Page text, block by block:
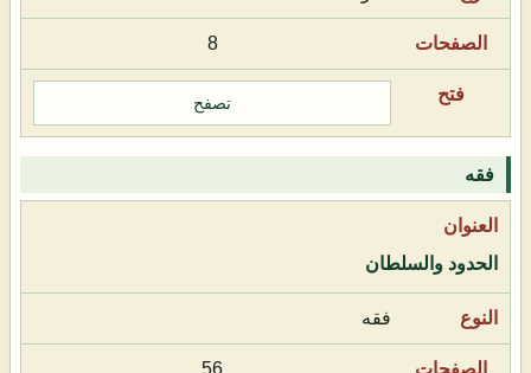
8
تصفح
فقه
الحدود والسلطان
فقه
56